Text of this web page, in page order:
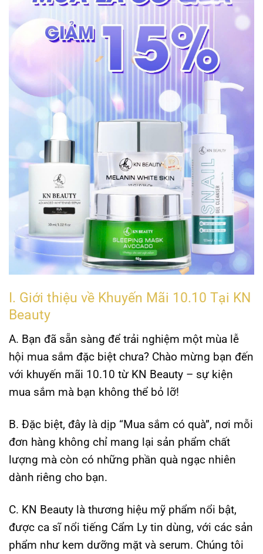
I. Giới thiệu về Khuyến Mãi 10.10 Tại KN
Beauty
A. Bạn đã sẵn sàng để trải nghiệm một mùa lễ
hội mua sắm đặc biệt chưa? Chào mừng bạn đến
với khuyến mãi 10.10 từ KN Beauty – sự kiện
mua sắm mà bạn không thể bỏ lỡ!
B. Đặc biệt, đây là dịp “Mua sắm có quà”, nơi mỗi
đơn hàng không chỉ mang lại sản phẩm chất
lượng mà còn có những phần quà ngạc nhiên
dành riêng cho bạn.
C. KN Beauty là thương hiệu mỹ phẩm nổi bật,
được ca sĩ nổi tiếng Cẩm Ly tin dùng, với các sản
phẩm như kem dưỡng mặt và serum. Chúng tôi